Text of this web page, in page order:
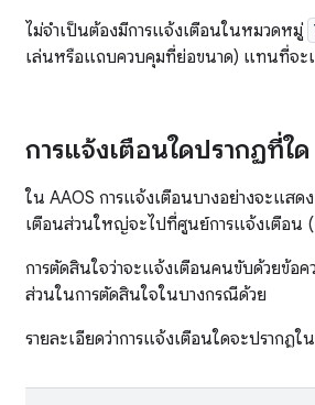
ไม่จำเป็นต้องมีการแจ้งเตือนในหมวดหมู่
เล่นหรือแถบควบคุมที่ย่อขนาด) แทนที่จะ
การแจ้งเตือนใดปรากฏที่ใด
ใน AAOS การแจ้งเตือนบางอย่างจะแส
เตือนส่วนใหญ่จะไปที่ศูนย์การแจ้งเตือน
การตัดสินใจว่าจะแจ้งเตือนคนขับด้วยข้อ
ส่วนในการตัดสินใจในบางกรณีด้วย
รายละเอียดว่าการแจ้งเตือนใดจะปรากฏ